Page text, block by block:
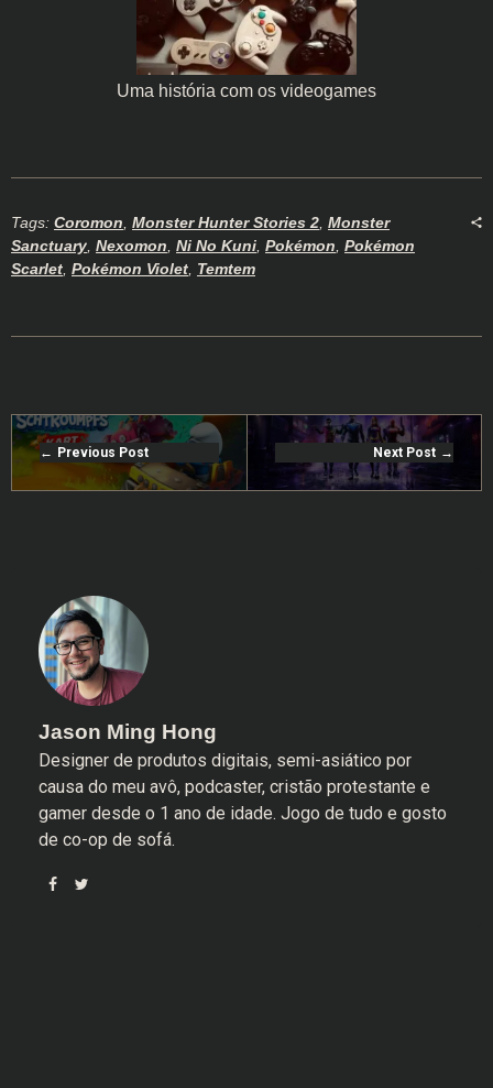
Uma história com os videogames
Tags: Coromon Monster Hunter Stories 2 Monster
Sanctuary Nexomon Ni No Kuni Pokémon Pokémon
Scarlet Pokémon Violet Temtem
Previous Post Next Post
Jason Ming Hong
Designer de produtos digitais, semi-asiático por
causa do meu avô, podcaster, cristão protestante e
gamer desde o 1 ano de idade. Jogo de tudo e gosto
de co-op de sofá.